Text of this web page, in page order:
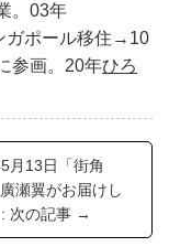
。03年
ガポール移住→10
参画。20年ひろ
月13日「街角
瀬翼がお届けし
: 次の記事 →